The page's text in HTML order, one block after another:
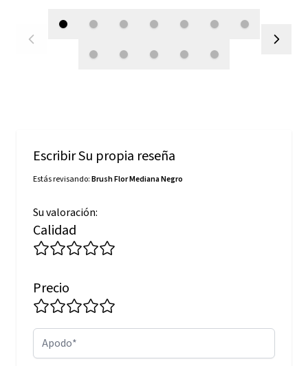
Escribir Su propia reseña
Estás revisando:Brush Flor Mediana Negro
Su valoración:
Calidad
Precio
Apodo